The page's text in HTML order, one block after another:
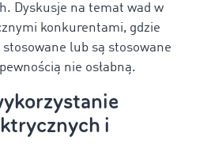
Dyskusje na temat wad w
konkurentami, gdzie
lub są stosowane
nie osłabną.
i